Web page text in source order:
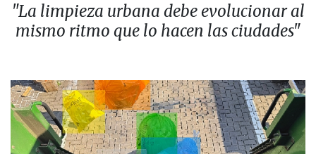
"La limpieza urbana debe evolucionar al
mismo ritmo que lo hacen las ciudades"